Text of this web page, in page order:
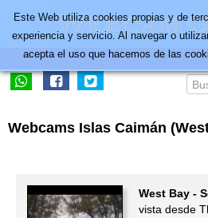
Webcams Islas Caimán
West Bay -
vista desde
Este Web utiliza cookies propias y de
experiencia y servicio. Al navegar o
acepta el uso que hacemos de las